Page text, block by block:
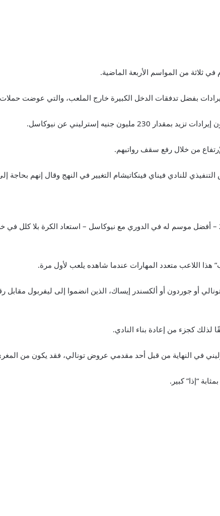
في ثلاثة من المواسم الأربعة الماضية.
بفضل تدفقات الدخل الكبيرة خارج الملعب، والتي عوضت
جنيه إسترليني عن نيوكاسل.
من خلال رفع سقف رواتبهم.
للنادي فيناي فينكاتيشام التغيير في النهج وقال إنهم بحاجة إلى
اللاعب متعدد المهارات عندما شاهده يلعب لأول مرة.
كجزء من إعادة بناء النادي.
“إذا” كبير.